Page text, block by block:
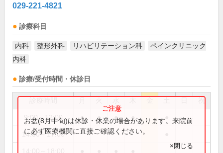
029-221-4821
診療科目
内科 整形外科 リハビリテーション科
ペインクリニック
内科
診療/受付時間・休診日
祝
9:00～12:00 ● ● ● ●
14:00～17:00
お盆(8月中旬)は休診・休業の場合があります。来院前
に必ず医療機関に直接ご確認ください。
×閉じる